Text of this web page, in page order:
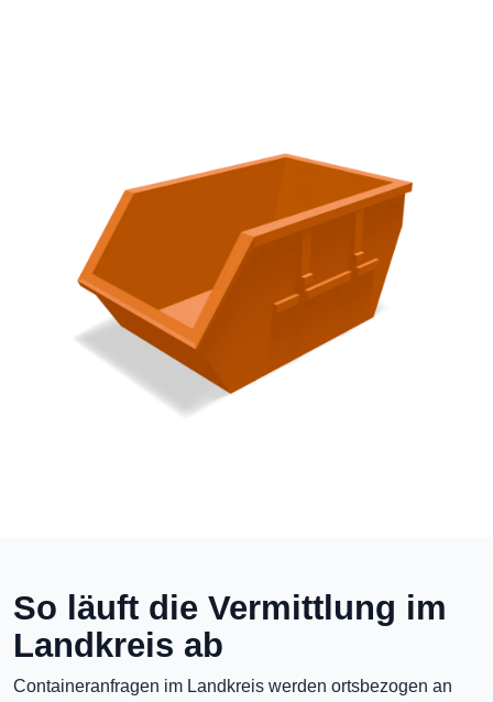
So läuft die Vermittlung im
Landkreis ab
Containeranfragen im Landkreis werden ortsbezogen an